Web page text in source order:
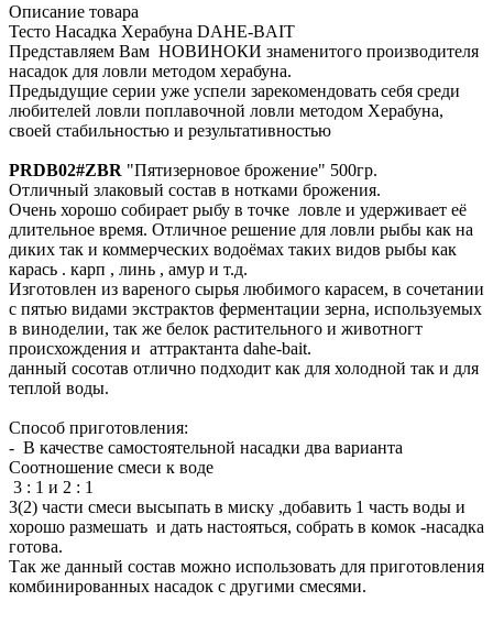
Описание товара
Тесто Насадка Херабуна DAHE-BAIT
Представляем Вам НОВИНОКИ знаменитого производителя
насадок для ловли методом херабуна.
Предыдущие серии уже успели зарекомендовать себя среди
любителей ловли поплавочной ловли методом Херабуна,
своей стабильностью и результативностью
PRDB02#ZBR "Пятизерновое брожение" 500гр.
Отличный злаковый состав в нотками брожения.
Очень хорошо собирает рыбу в точке ловле и удерживает её
длительное время. Отличное решение для ловли рыбы как на
диких так и коммерческих водоёмах таких видов рыбы как
карась . карп , линь , амур и т.д.
Изготовлен из вареного сырья любимого карасем, в сочетании
с пятью видами экстрактов ферментации зерна, используемых
в виноделии, так же белок растительного и животногт
происхождения и аттрактанта dahe-bait.
данный сосотав отлично подходит как для холодной так и для
теплой воды.
Способ приготовления:
- В качестве самостоятельной насадки два варианта
Соотношение смеси к воде
3 : 1 и 2 : 1
3(2) части смеси высыпать в миску ,добавить 1 часть воды и
хорошо размешать и дать настояться, собрать в комок -насадка
готова.
Так же данный состав можно использовать для приготовления
комбинированных насадок с другими смесями.